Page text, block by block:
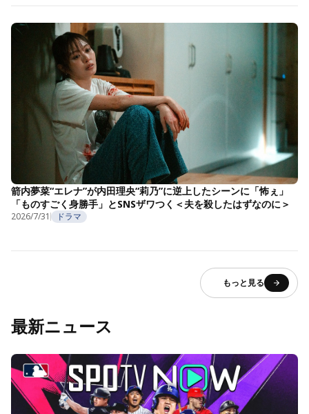
箭内夢菜“エレナ”が内田理央“莉乃”に逆上したシーンに「怖ぇ」
「ものすごく身勝手」とSNSザワつく＜夫を殺したはずなのに＞
2026/7/31 ドラマ
もっと見る
最新ニュース